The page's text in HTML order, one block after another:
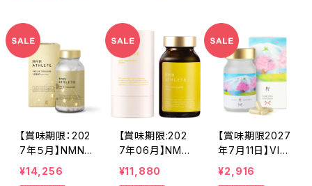
【賞味期限：202
7年５月】NMN
ATHLETE 1200
0 SUPPLEMEN
¥14,256
【賞味期限:202
7年06月】NMN
ATHLETE 1000
0 SUPPLEMEN
¥11,880
【賞味期限2027
年7月11日】VIC
ELLA 桜（SAKU
RA）サプリメント
¥2,916